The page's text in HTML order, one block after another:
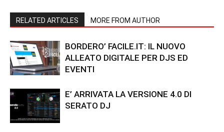
RELATED ARTICLES MORE FROM AUTHOR
BORDERO’ FACILE.IT: IL NUOVO
ALLEATO DIGITALE PER DJS ED
EVENTI
E’ ARRIVATA LA VERSIONE 4.0 DI
SERATO DJ